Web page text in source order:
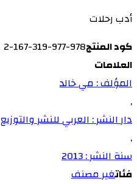
أدب رحلات
كود المنتج978-977-319-167-2
العلامات
المؤلف : مي خالد
,
دار النشر : العربي للنشر والتوزيع
,
سنة النشر : 2013
فئاتغير مصنف